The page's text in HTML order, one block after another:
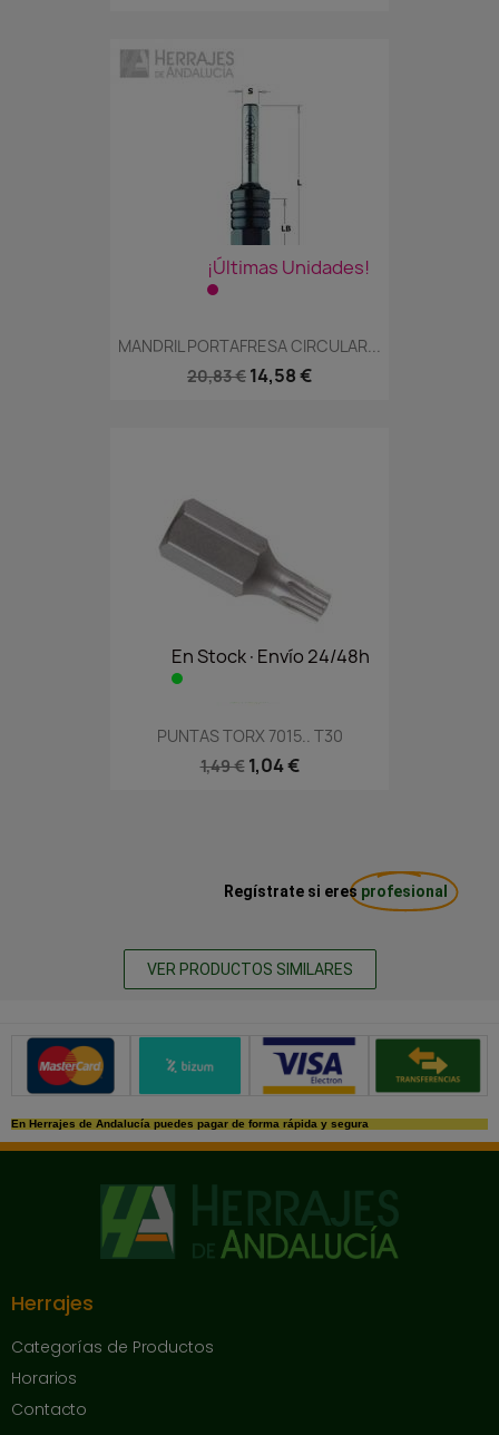
¡Últimas Unidades!
MANDRIL PORTAFRESA CIRCULAR...
20,83 € 14,58 €
En Stock·Envío 24/48h
PUNTAS TORX 7015.. T30
1,49 € 1,04 €
Regístrate si eres profesional
VER PRODUCTOS SIMILARES
Métodos de pago seguros
En Herrajes de Andalucía puedes pagar de forma rápida y segura
Herrajes
Categorías de Productos
Horarios
Contacto